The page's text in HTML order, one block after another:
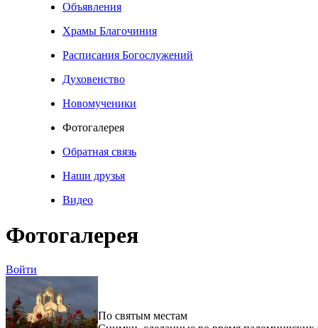
Объявления
Храмы Благочиния
Расписания Богослужений
Духовенство
Новомученики
Фотогалерея
Обратная связь
Наши друзья
Видео
Фотогалерея
Войти
По святым местам